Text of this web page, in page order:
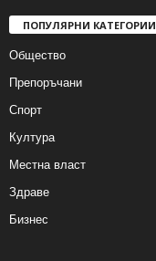
ПОПУЛЯРНИ КАТЕГОРИИ
Общество
Препоръчани
Спорт
Култура
Местна власт
Здраве
Бизнес